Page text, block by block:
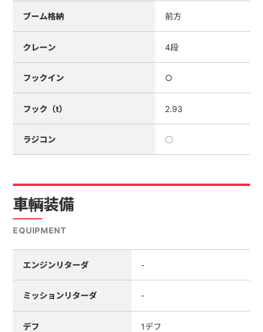
ブーム格納 前方
クレーン 4段
フックイン ○
フック（t） 2.93
ラジコン 〇
車輌装備
EQUIPMENT
エンジンリターダ -
ミッションリターダ -
デフ 1デフ